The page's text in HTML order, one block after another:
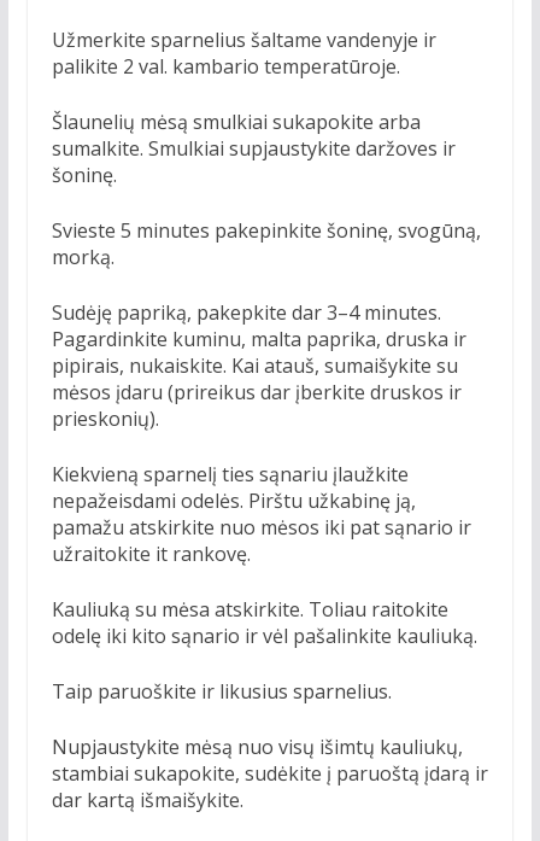
Užmerkite sparnelius šaltame vandenyje ir
palikite 2 val. kambario temperatūroje.
Šlaunelių mėsą smulkiai sukapokite arba
sumalkite. Smulkiai supjaustykite daržoves ir
šoninę.
Svieste 5 minutes pakepinkite šoninę, svogūną,
morką.
Sudėję papriką, pakepkite dar 3–4 minutes.
Pagardinkite kuminu, malta paprika, druska ir
pipirais, nukaiskite. Kai atauš, sumaišykite su
mėsos įdaru (prireikus dar įberkite druskos ir
prieskonių).
Kiekvieną sparnelį ties sąnariu įlaužkite
nepažeisdami odelės. Pirštu užkabinę ją,
pamažu atskirkite nuo mėsos iki pat sąnario ir
užraitokite it rankovę.
Kauliuką su mėsa atskirkite. Toliau raitokite
odelę iki kito sąnario ir vėl pašalinkite kauliuką.
Taip paruoškite ir likusius sparnelius.
Nupjaustykite mėsą nuo visų išimtų kauliukų,
stambiai sukapokite, sudėkite į paruoštą įdarą ir
dar kartą išmaišykite.